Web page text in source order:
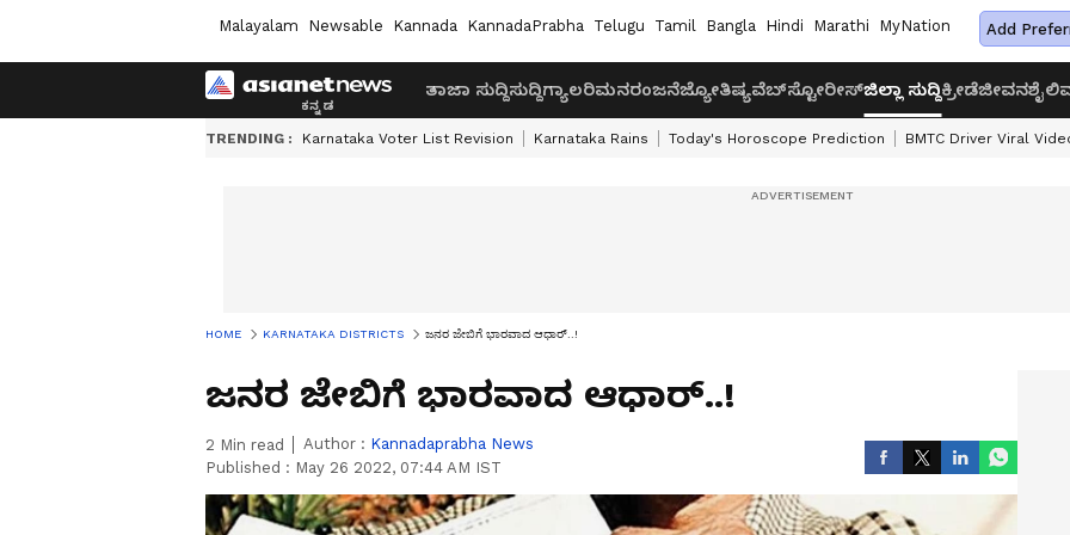
Malayalam Newsable Kannada KannadaPrabha Telugu Tamil Bangla Hindi Marathi MyNation Add
ತಾಜಾ ಸುದ್ದಿಸುದ್ದಿಗ್ಯಾಲರಿಮನರಂಜನೆಜ್ಯೋತಿಷ್ಯವೆಬ್‌ಸ್ಟೋರೀಸ್ಜಿಲ್ಲಾ ಸುದ್ದಿಕ್ರೀಡೆಜೀವನಶೈಲಿ
TRENDING : Karnataka Voter List Revision Karnataka Rains Today's Horoscope Prediction BMTC Driver Viral
HOME KARNATAKA DISTRICTS ಜನರ ಜೇಬಿಗೆ ಭಾರವಾದ ಆಧಾರ್‌..!
ಜನರ ಜೇಬಿಗೆ ಭಾರವಾದ ಆಧಾರ್‌..!
2 Min read Author : Kannadaprabha News
Published : May 26 2022, 07:44 AM IST